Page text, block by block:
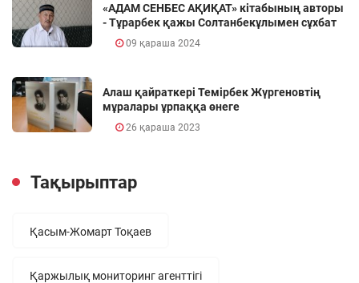
«АДАМ СЕНБЕС АҚИҚАТ» кітабының авторы
- Тұрарбек қажы Солтанбекұлымен сұхбат
09 қараша 2024
Алаш қайраткері Темірбек Жүргеновтің
мұралары ұрпаққа өнеге
26 қараша 2023
Тақырыптар
Қасым-Жомарт Тоқаев
Қаржылық мониторинг агенттігі